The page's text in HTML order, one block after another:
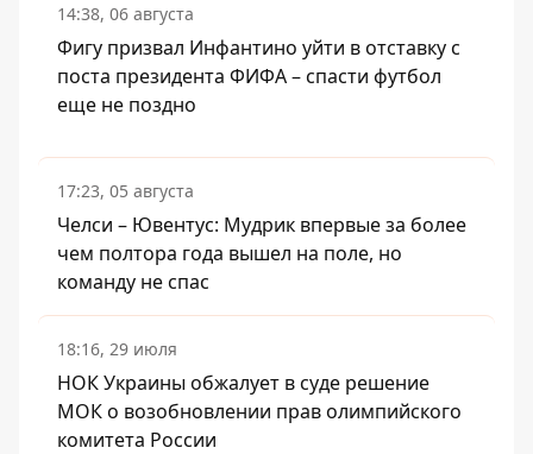
14:38, 06 августа
Фигу призвал Инфантино уйти в отставку с
поста президента ФИФА – спасти футбол
еще не поздно
17:23, 05 августа
Челси – Ювентус: Мудрик впервые за более
чем полтора года вышел на поле, но
команду не спас
18:16, 29 июля
НОК Украины обжалует в суде решение
МОК о возобновлении прав олимпийского
комитета России